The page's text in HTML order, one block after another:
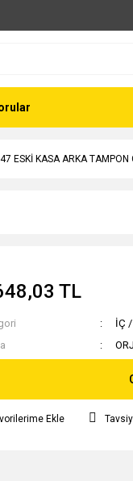
ESKİ KASA ARKA TAMPON
TL
İÇ